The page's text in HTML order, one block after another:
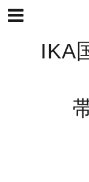
IKA